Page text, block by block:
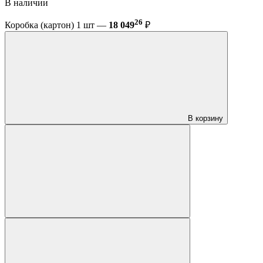
В наличии
Коробка (картон) 1 шт — 18 04926 ₽
В корзину